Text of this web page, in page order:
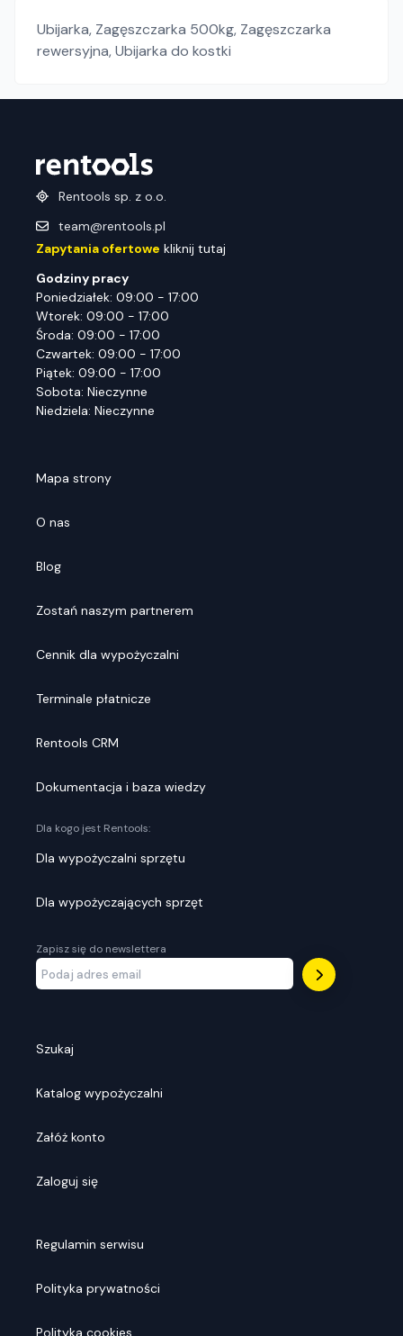
Ubijarka, Zagęszczarka 500kg, Zagęszczarka
rewersyjna,Ubijarka do kostki
Rentools sp. z o.o.
team@rentools.pl
Zapytania ofertowe kliknij tutaj
Godziny pracy
Poniedziałek: 09:00 - 17:00
Wtorek: 09:00 - 17:00
Środa: 09:00 - 17:00
Czwartek: 09:00 - 17:00
Piątek: 09:00 - 17:00
Sobota: Nieczynne
Niedziela: Nieczynne
Mapa strony
O nas
Blog
Zostań naszym partnerem
Cennik dla wypożyczalni
Terminale płatnicze
Rentools CRM
Dokumentacja i baza wiedzy
Dla kogo jest Rentools:
Dla wypożyczalni sprzętu
Dla wypożyczających sprzęt
Zapisz się do newslettera
Szukaj
Katalog wypożyczalni
Załóż konto
Zaloguj się
Regulamin serwisu
Polityka prywatności
Polityka cookies